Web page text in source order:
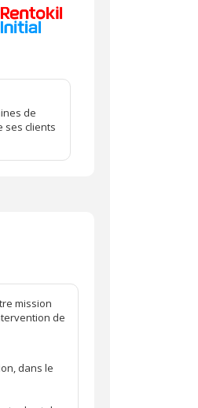
de
ses clients
mission
de
dans le